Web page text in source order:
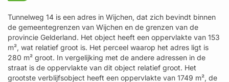
Tunnelweg 14 is een adres in Wijchen, dat zich bevindt binnen
de gemeentegrenzen van Wijchen en de grenzen van de
provincie Gelderland. Het object heeft een oppervlakte van 153
m², wat relatief groot is. Het perceel waarop het adres ligt is
280 m² groot. In vergelijking met de andere adressen in de
straat is de oppervlakte van dit object relatief groot. Het
grootste verblijfsobject heeft een oppervlakte van 1749 m², de